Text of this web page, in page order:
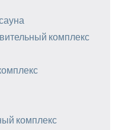
комплекс
комплекс